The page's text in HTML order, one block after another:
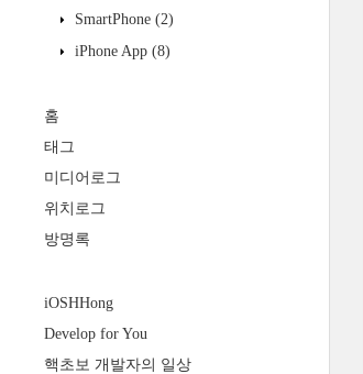
SmartPhone (2)
iPhone App (8)
홈
태그
미디어로그
위치로그
방명록
iOSHHong
Develop for You
핵초보 개발자의 일상